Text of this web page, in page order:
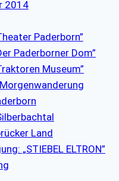
2014
Paderborn”
Paderborner Dom”
Museum”
Land
„STIEBEL ELTRON”